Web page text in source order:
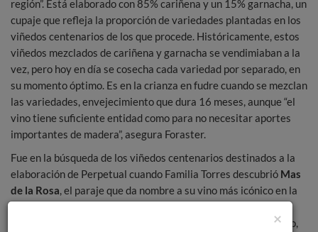
región”. Está elaborado con 85% cariñena y un 15% garnacha, un
cupaje que refleja la proporción de variedades plantadas en los
viñedos centenarios de los que procede. Históricamente, estos
viñedos mezclados de cariñena y garnacha se vendimiaban a la
vez, pero hoy en día se cosecha cada variedad por separado, en
su momento óptimo. Es en la crianza en fudre cuando se mezclan
las variedades, envejecimiento que dura 16 meses, aunque “el
vino tiene suficiente entidad como para no necesitar aportes
importantes de madera”, asegura Foraster.
Fue en la búsqueda de los viñedos centenarios destinados a la
elaboración de Perpetual cuando Familia Torres descubrió Mas
de la Rosa, el paraje que da nombre a su vino más icónico en la
rendimientos extremadamente bajos el que, según su enólogo,
×